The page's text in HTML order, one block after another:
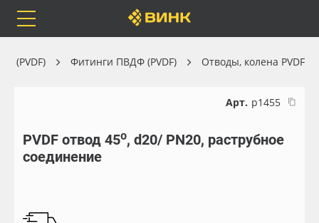
Каталог
Бренды
Весь каталог
Самоклеящиеся плёнки
(PVDF) Фитинги ПВДФ (PVDF) Отводы, колена PVDF
Арт. р1455
PVDF отвод 45⁰, d20/ PN20, раструбное
соединение